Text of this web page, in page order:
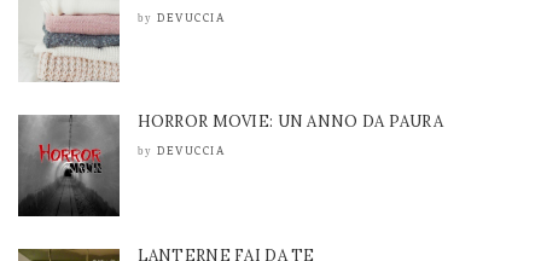
by DEVUCCIA
HORROR MOVIE: UN ANNO DA PAURA
by DEVUCCIA
LANTERNE FAI DA TE